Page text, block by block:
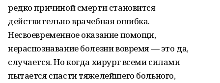
редко причиной смерти становится
действительно врачебная ошибка.
Несвоевременное оказание помощи,
нераспознавание болезни вовремя — это да,
случается. Но когда хирург всеми силами
пытается спасти тяжелейшего больного,